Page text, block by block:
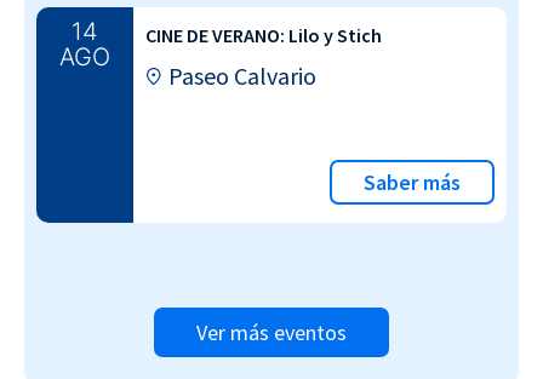
14
AGO
CINE DE VERANO: Lilo y Stich
Paseo Calvario
Saber más
Ver más eventos